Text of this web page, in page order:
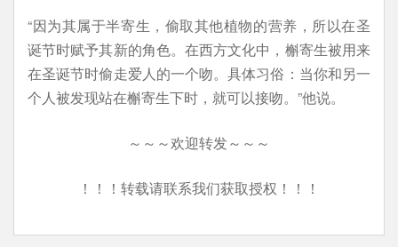
“因为其属于半寄生，偷取其他植物的营养，所以在圣
诞节时赋予其新的角色。在西方文化中，槲寄生被用来
在圣诞节时偷走爱人的一个吻。具体习俗：当你和另一
个人被发现站在槲寄生下时，就可以接吻。”他说。
～～～欢迎转发～～～
！！！转载请联系我们获取授权！！！